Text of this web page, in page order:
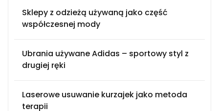
Sklepy z odzieżą używaną jako część
współczesnej mody
Ubrania używane Adidas – sportowy styl z
drugiej ręki
Laserowe usuwanie kurzajek jako metoda
terapii